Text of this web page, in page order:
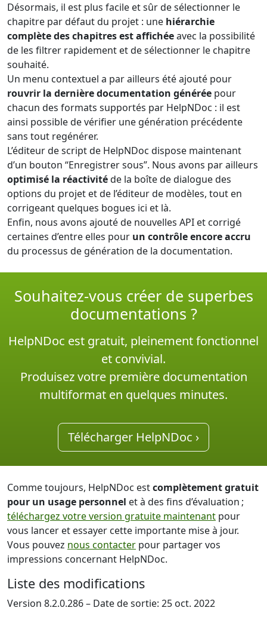
Désormais, il est plus facile et sûr de sélectionner le
chapitre par défaut du projet : une hiérarchie
complète des chapitres est affichéeavec la possibilité
de les filtrer rapidement et de sélectionner le chapitre
souhaité.
Un menu contextuel a par ailleurs été ajouté pour
rouvrir la dernière documentation générée pour
chacun des formats supportés par HelpNDoc : il est
ainsi possible de vérifier une génération précédente
sans tout regénérer.
L’éditeur de script de HelpNDoc dispose maintenant
d’un bouton “Enregistrer sous”. Nous avons par ailleurs
optimisé la réactivitéde la boîte de dialogue des
options du projet et de l’éditeur de modèles, tout en
corrigeant quelques bogues ici et là.
Enfin, nous avons ajouté de nouvelles API et corrigé
certaines d’entre elles pour un contrôle encore accru
du processus de génération de la documentation.
Souhaitez-vous créer de superbes
documentations ?
HelpNDoc est gratuit, pleinement fonctionnel
et convivial.
Produisez votre première documentation
multiformat en quelques minutes.
Télécharger HelpNDoc ›
Comme toujours, HelpNDoc estcomplètement gratuit
pour un usage personnel et à des fins d’évaluation ;
téléchargez votre version gratuite maintenant pour
vous lancer et essayer cette importante mise à jour.
Vous pouvez nous contacter pour partager vos
impressions concernant HelpNDoc.
Liste des modifications
Version 8.2.0.286 – Date de sortie: 25 oct. 2022